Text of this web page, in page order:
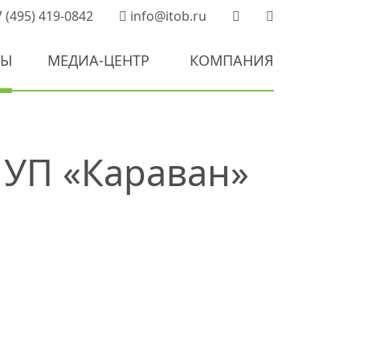
(495) 419-0842 info@itob.ru
МЕДИА-ЦЕНТР КОМПАНИЯ
«Караван»